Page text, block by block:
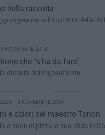
della raccolta
da subito il 60% della
NOVEMBRE 2014
che “s'ha da fare”
stesura del regolamento
- 5 NOVEMBRE 2014
e colori del maestro Tonon
a suon di pizza la sua sfida in